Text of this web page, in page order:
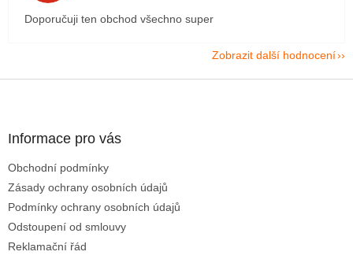
Doporučuji ten obchod všechno super
Zobrazit další hodnocení
Informace pro vás
Obchodní podmínky
Zásady ochrany osobních údajů
Podmínky ochrany osobních údajů
Odstoupení od smlouvy
Reklamační řád